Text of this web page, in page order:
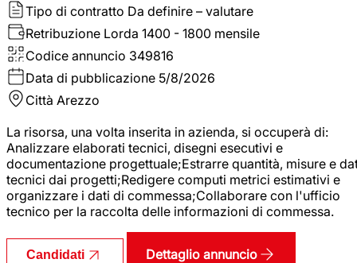
Tipo di contratto Da definire – valutare
Retribuzione Lorda 1400 - 1800 mensile
Codice annuncio 349816
Data di pubblicazione 5/8/2026
Città Arezzo
La risorsa, una volta inserita in azienda, si occuperà di:
Analizzare elaborati tecnici, disegni esecutivi e
documentazione progettuale;Estrarre quantità, misure e
tecnici dai progetti;Redigere computi metrici estimativi e
organizzare i dati di commessa;Collaborare con l'ufficio
tecnico per la raccolta delle informazioni di commessa.
Candidati Dettaglio annuncio